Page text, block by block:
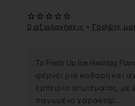
Το Fresh Up Ice Hashtag
φέρνει μια καθαρή και
εμπειρία ατμίσματος, με
παγωμένο χαρακτήρ...
0 αξιολογήσεις • Γράψτε